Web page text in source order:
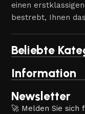
einen
bestrebt, Ihnen
Beliebte
Information
Newsletter
🚀 Melden Sie